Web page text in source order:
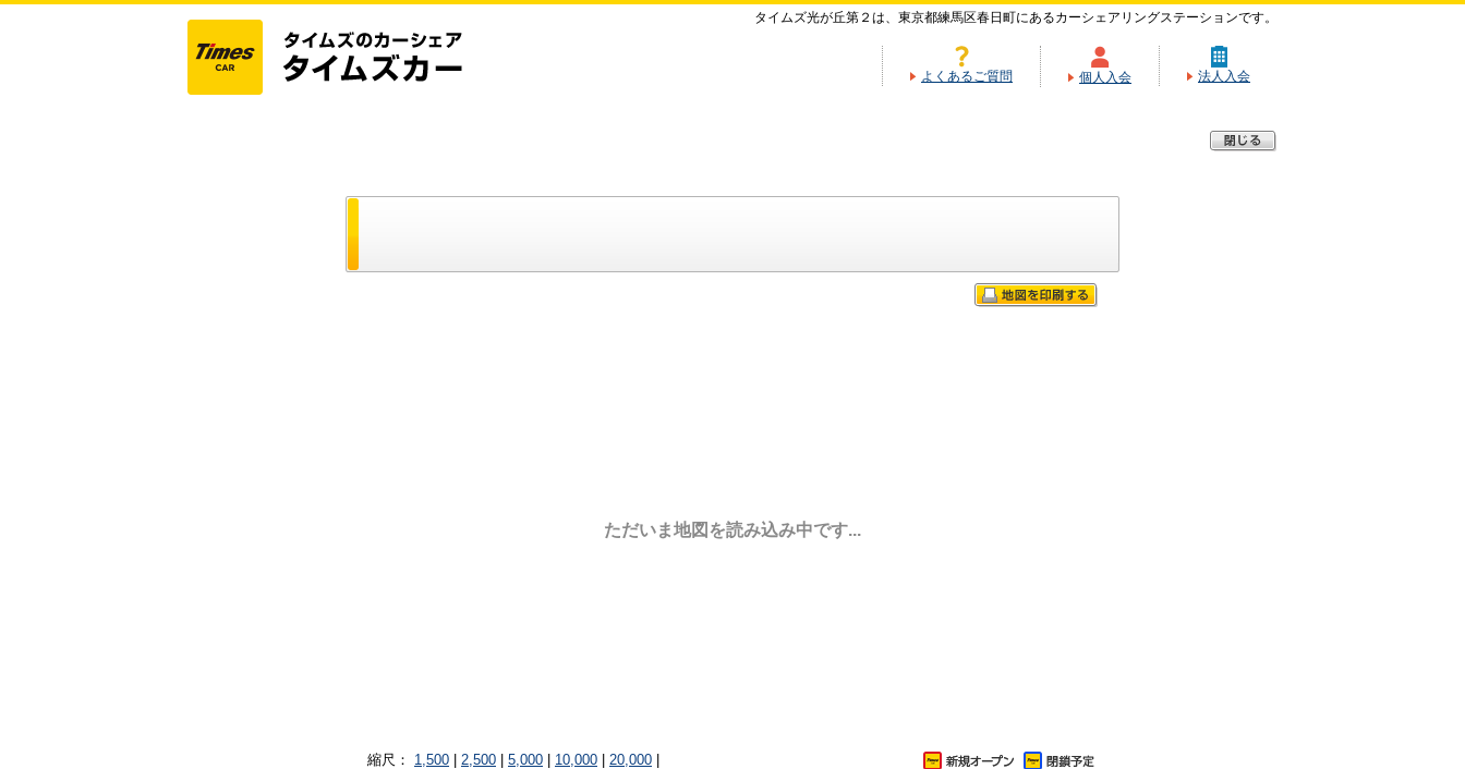
タイムズ光が丘第２は、東京都練馬区春日町にあるカーシェアリングステーションです。
よくあるご質問 個人入会 法人入会
ただいま地図を読み込み中です...
縮尺： 1,500 2,500 5,000 10,000 20,000